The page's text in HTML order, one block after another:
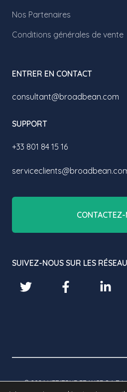
Nos Partenaires
Conditions générales de vente
ENTRER EN CONTACT
consultant@broadbean.com
SUPPORT
+33 801 84 15 16
SUIVEZ-NOUS SUR LES
© 2026 VERITONE FRANCE